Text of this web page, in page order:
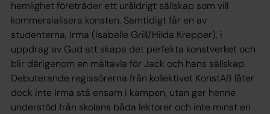
hemlighet företräder ett uråldrigt sällskap som vill
kommersialisera konsten. Samtidigt får en av
studenterna, Irma (Isabelle Grill/Hilda Krepper), i
uppdrag av Gud att skapa det perfekta konstverket och
blir därigenom en måltavla för Jack och hans sällskap.
Debuterande regissörerna från kollektivet KonstAB låter
dock inte Irma stå ensam i kampen, utan ger henne
understöd från skolans båda lektorer och inte minst en